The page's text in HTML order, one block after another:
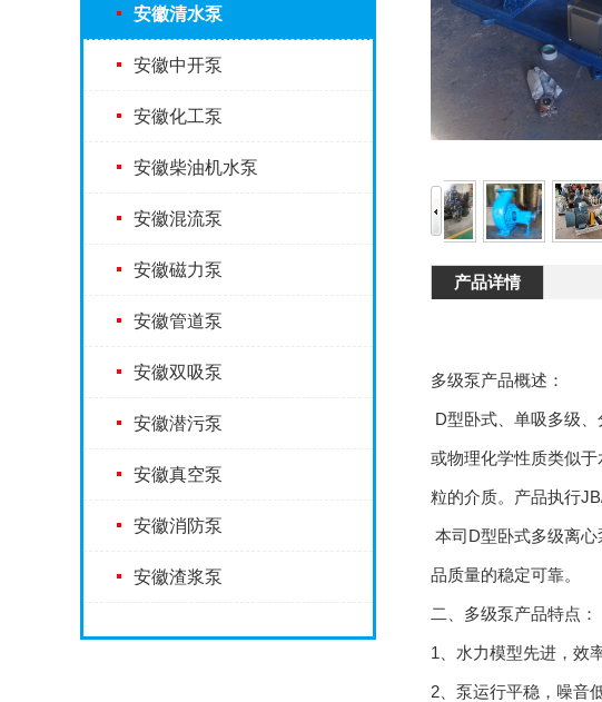
安徽清水泵
安徽中开泵
安徽化工泵
安徽柴油机水泵
安徽混流泵
安徽磁力泵
安徽管道泵
安徽双吸泵
安徽潜污泵
安徽真空泵
安徽消防泵
安徽渣浆泵
产品详情
多级泵产品概述：
D型卧式、单吸多级
或物理化学性质类似
粒的介质。产品执行
本司D型卧式多级离
品质量的稳定可靠。
二、多级泵产品特点：
1、水力模型先进，效
2、泵运行平稳，噪音低